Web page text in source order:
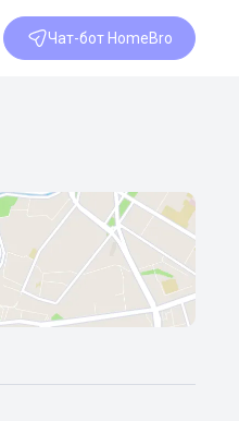
Чат-бот HomeBro